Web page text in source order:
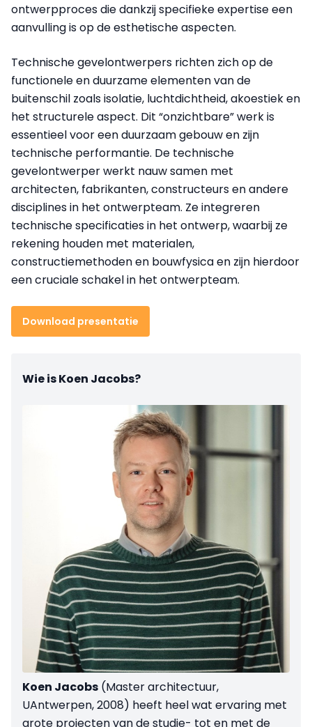
ontwerpproces die dankzij specifieke expertise een
aanvulling is op de esthetische aspecten.
Technische gevelontwerpers richten zich op de
functionele en duurzame elementen van de
buitenschil zoals isolatie, luchtdichtheid, akoestiek en
het structurele aspect. Dit “onzichtbare” werk is
essentieel voor een duurzaam gebouw en zijn
technische performantie. De technische
gevelontwerper werkt nauw samen met
architecten, fabrikanten, constructeurs en andere
disciplines in het ontwerpteam. Ze integreren
technische specificaties in het ontwerp, waarbij ze
rekening houden met materialen,
constructiemethoden en bouwfysica en zijn hierdoor
een cruciale schakel in het ontwerpteam.
Download presentatie
Wie is Koen Jacobs?
Koen Jacobs (Master architectuur,
UAntwerpen, 2008) heeft heel wat ervaring met
grote projecten van de studie- tot en met de